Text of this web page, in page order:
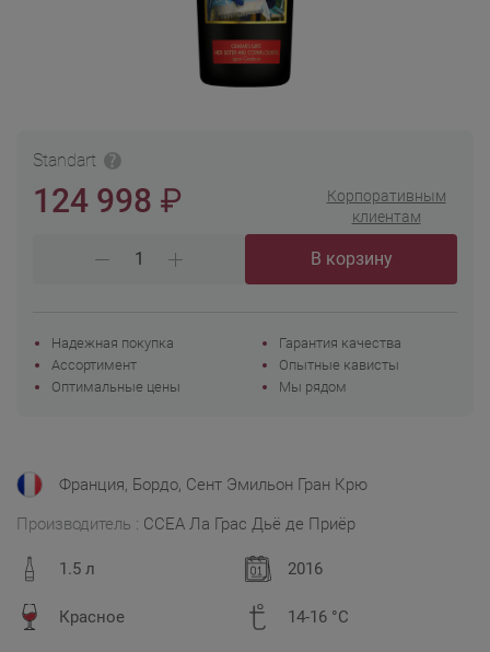
Франция, Бордо, Сент Эмильон Гран Крю
Производитель : ССЕА Ла Грас Дьё де Приёр
1.5 л 2016
Красное 14-16 °C
Standart
124 998 ₽
Корпоративным
клиентам
В корзину
Надежная покупка
Гарантия качества
Ассортимент
Опытные кависты
Оптимальные цены
Мы рядом